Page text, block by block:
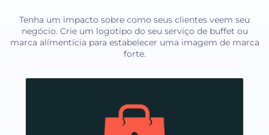
Tenha um impacto sobre como seus clientes veem seu
negócio. Crie um logotipo do seu serviço de buffet ou
marca alímentícia para estabelecer uma imagem de marca
forte.